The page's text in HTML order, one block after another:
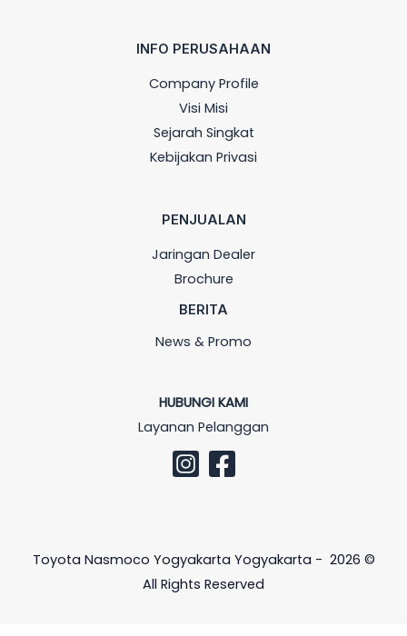
INFO PERUSAHAAN
Company Profile
Visi Misi
Sejarah Singkat
Kebijakan Privasi
PENJUALAN
Jaringan Dealer
Brochure
BERITA
News & Promo
HUBUNGI KAMI
Layanan Pelanggan
Toyota Nasmoco Yogyakarta Yogyakarta - 2026 ©
All Rights Reserved